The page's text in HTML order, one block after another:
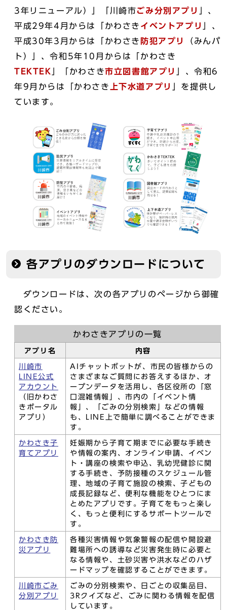
3年リニューアル）」「川崎市ごみ分別アプリ
」、
平成29年4月からは「かわさき イベントアプリ
」、
平成30年3月からは「かわさき 防犯アプリ
（みんパ
ト）」、令和5年10月からは「かわさき
TEKTEK
」「かわさき市立図書館アプリ
」、令和6
年9月からは「かわさき
上下水道アプリ
」を提供し
ています。
各アプリのダウンロードについて
ダウンロードは、次の各アプリのページから御確
認ください。
かわさきアプリの一覧
アプリ名 内容
川崎市
LINE公式
アカウント
（旧かわさ
きポータル
アプリ）
AIチャットボットが、市民の皆様からの
さまざまなご質問にお答えするほか、オ
ープンデータを活用し、各区役所の「窓
口混雑情報」、市内の「イベント情
報」、「ごみの分別検索」などの情報
も、LINE上で簡単に調べることができま
す。
かわさき子
育てアプリ
妊娠期から子育て期までに必要な手続き
や情報の案内、オンライン申請、イベン
ト・講座の検索や申込、乳幼児健診に関
する手続き、予防接種のスケジュール管
理、地域の子育て施設の検索、子どもの
成長記録など、便利な機能をひとつにま
とめたアプリです。子育てをもっと楽し
く、もっと便利にするサポートツールで
す。
かわさき防
災アプリ
各種災害情報や気象警報の配信や開設避
難場所への誘導など災害発生時に必要と
なる情報や、土砂災害や洪水などのハザ
ードマップを確認することができます。
川崎市ごみ
分別アプリ
ごみの分別検索や、日ごとの収集品目、
3Rクイズなど、ごみに関わる情報を配信
しています。